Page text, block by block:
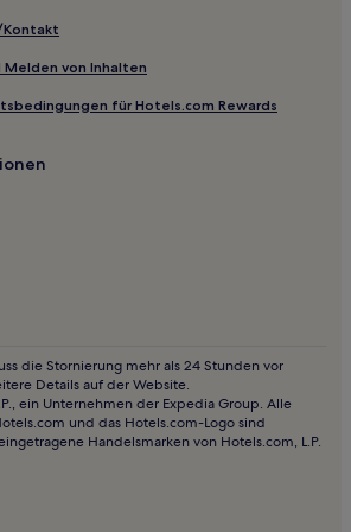
in Crystal City
in Springfield
News
Frühstück in Covington
in Covington
Kontakt
von Inhalten
für Hotels.com Rewards
die Stornierung mehr als 24 Stunden vor
Details auf der Website.
ein Unternehmen der Expedia Group. Alle
und das Hotels.com-Logo sind
Handelsmarken von Hotels.com, L.P.